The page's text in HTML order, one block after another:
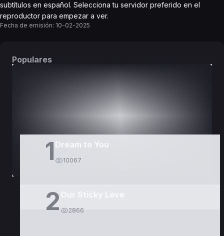
subtítulos en español. Selecciona tu servidor preferido en el
reproductor para empezar a ver.
Fecha de emisión: 10-02-2025
Populares
1 Dream to You
10067
2 2866